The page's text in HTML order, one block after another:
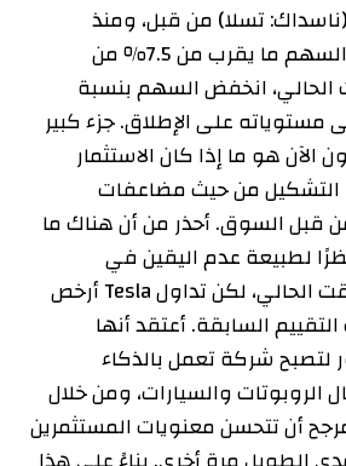
ناسداك: تسلا) من قبل، ومنذ
تقريري الأخير، فقد السهم ما يقرب من 7.5٪ من
انخفض السهم بنسبة
مستوياته على الإطلاق. جزء كبير
الآن هو ما إذا كان الاستثمار
التشكيل من حيث مضاعفات
قبل السوق. أحذر من أن هناك ما
لطبيعة عدم اليقين في
المعنويات في الوقت الحالي، لكن تداول Tesla أرخص
السابقة. أعتقد أنها
شركة تعمل بالذكاء
والسيارات، ومن خلال
أن تتحسن معنويات المستثمرين